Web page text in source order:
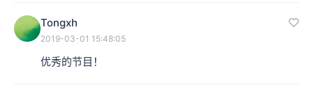
Tongxh
2019-03-01 15:48:05
优秀的节目！